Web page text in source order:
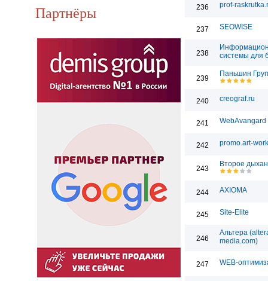
Партнёры 236 prof-
237 SEOWISE
238
системы для
239
Паньшин
240 creograf.ru
241 WebAvangard
242 promo.art-
243
Второе
244 AXIOMA
245 Site-Elite
246
Альтера
media.com)
247 WEB-